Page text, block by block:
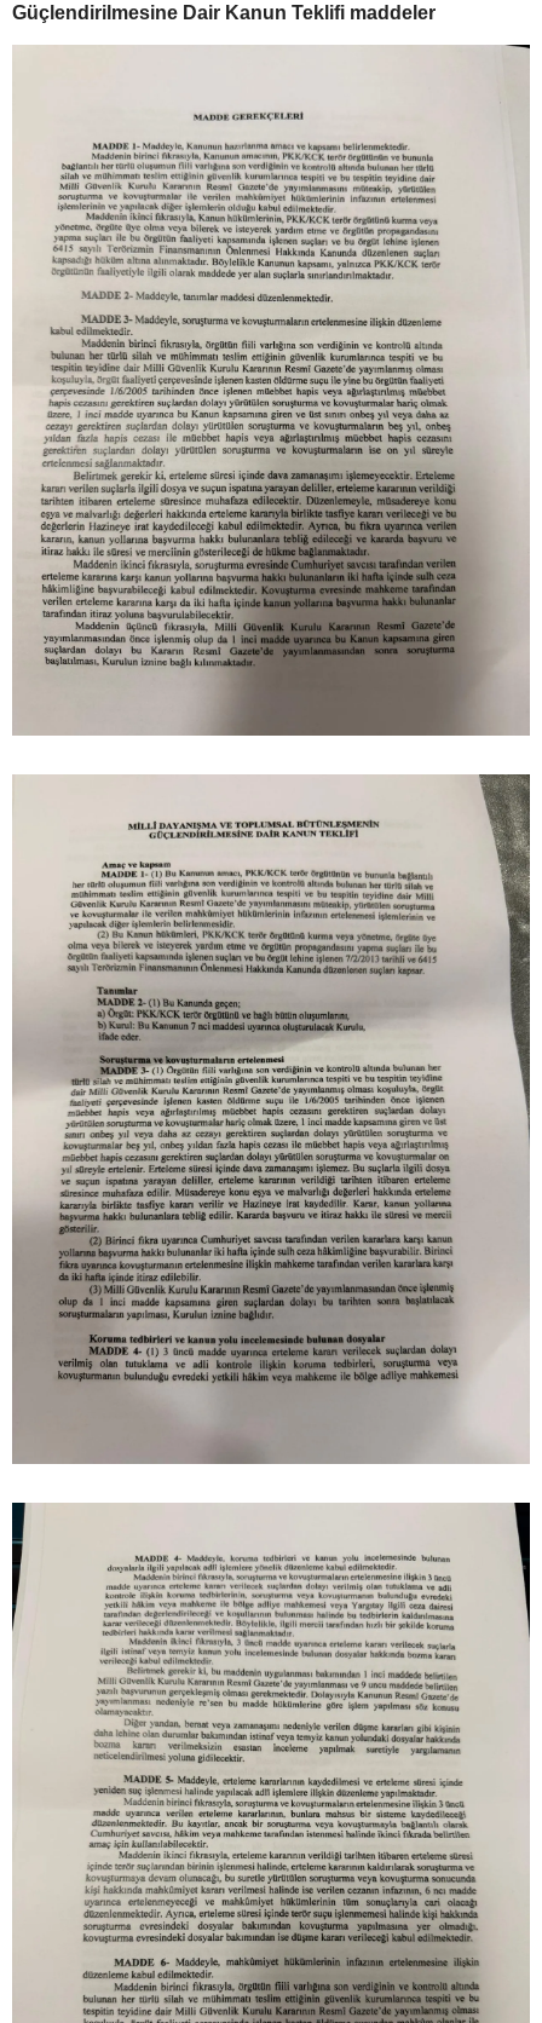
Güçlendirilmesine Dair Kanun Teklifi maddeler